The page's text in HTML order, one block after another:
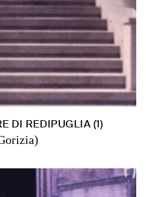
DI REDIPUGLIA (1)